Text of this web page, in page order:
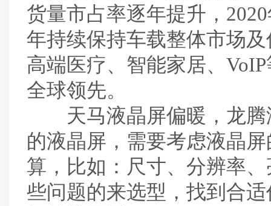
货量市占率逐年提升，
年持续保持车载整体市场
高端医疗、智能家居、
全球领先。
天马液晶屏偏暖，龙
的液晶屏，需要考虑液晶
算，比如：尺寸、分辨率
些问题的来选型，找到合